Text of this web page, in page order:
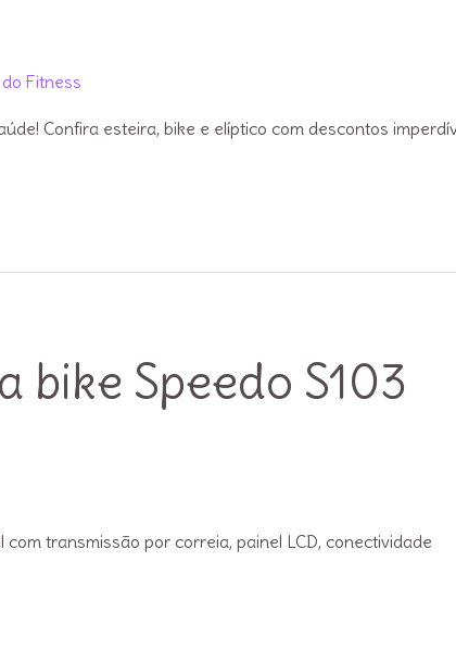
Fitness
Confira esteira, bike e elíptico com descontos
bike Speedo S103
transmissão por correia, painel LCD, conectividade